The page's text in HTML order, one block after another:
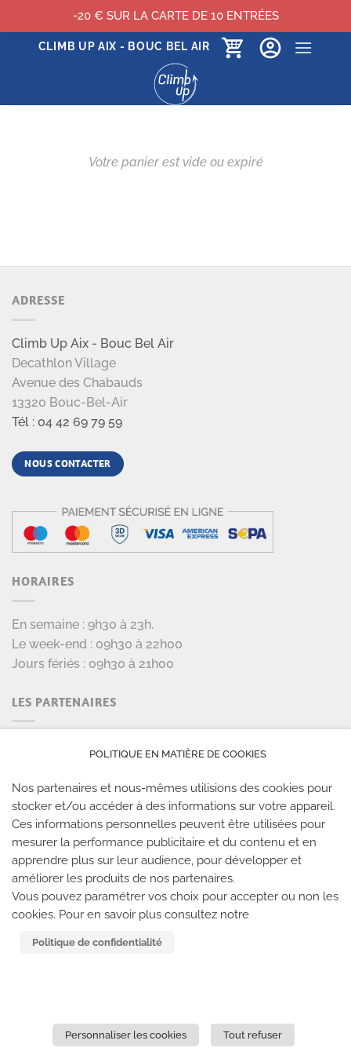
PasserCLIMB UP AIX - BOUC BEL AIR
ADRESSE
Climb Up Aix - Bouc Bel Air
Decathlon Village
Avenue des Chabauds
13320 Bouc-Bel-Air
Tél : 04 42 69 79 59
NOUS CONTACTER
HORAIRES
En semaine : 9h30 à 23h.
Le week-end : 09h30 à 22h00
Jours fériés : 09h30 à 21h00
LES PARTENAIRES
LES SALLES CLIMB UP
France
-20 € SUR LA CARTE DE 10 ENTRÉES
POLITIQUE EN MATIÈRE DE COOKIES
Nos partenaires et nous-mêmes utilisions des cookies pour
stocker et/ou accéder à des informations sur votre appareil.
Ces informations personnelles peuvent être utilisées pour
mesurer la performance publicitaire et du contenu et en
apprendre plus sur leur audience, pour développer et
améliorer les produits de nos partenaires.
Vous pouvez paramétrer vos choix pour accepter ou non les
cookies. Pour en savoir plus consultez notre
Politique de confidentialité
Personnaliser les cookies Tout refuser